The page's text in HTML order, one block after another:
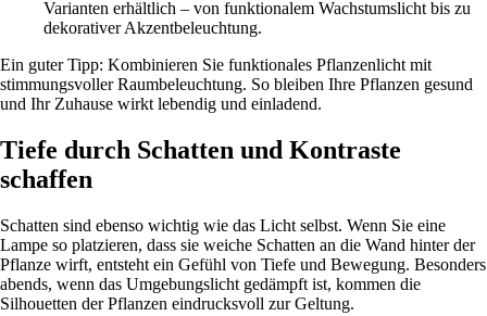
Varianten erhältlich – von funktionalem Wachstumslicht bis zu
dekorativer Akzentbeleuchtung.
Ein guter Tipp: Kombinieren Sie funktionales Pflanzenlicht mit
stimmungsvoller Raumbeleuchtung. So bleiben Ihre Pflanzen gesund
und Ihr Zuhause wirkt lebendig und einladend.
Tiefe durch Schatten und Kontraste
schaffen
Schatten sind ebenso wichtig wie das Licht selbst. Wenn Sie eine
Lampe so platzieren, dass sie weiche Schatten an die Wand hinter der
Pflanze wirft, entsteht ein Gefühl von Tiefe und Bewegung. Besonders
abends, wenn das Umgebungslicht gedämpft ist, kommen die
Silhouetten der Pflanzen eindrucksvoll zur Geltung.